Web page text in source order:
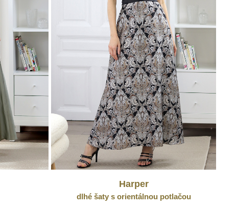
Harper
dlhé šaty s orientálnou potlačou